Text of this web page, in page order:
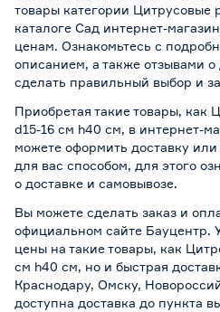
товары категории Цитрусовые
каталоге Сад интернет-
ценам. Ознакомьтесь с
описанием, а также отзывами
сделать правильный выбор и
Приобретая такие товары, как
d15-16 см h40 см, в интернет-
можете оформить доставку
для вас способом, для этого
о доставке и самовывозе.
Вы можете сделать заказ и
официальном сайте Бауцентр.
цены на такие товары, как
см h40 см, но и быстрая
Краснодару, Омску,
доступна доставка до пункта